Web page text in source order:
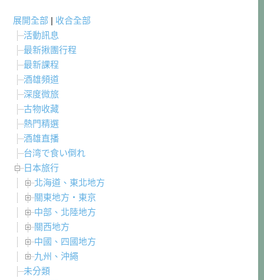
展開全部 | 收合全部
活動訊息
最新揪團行程
最新課程
酒雄頻道
深度微旅
古物收藏
熱門精選
酒雄直播
台湾で食い倒れ
日本旅行
北海道、東北地方
關東地方・東京
中部、北陸地方
關西地方
中國、四國地方
九州、沖繩
未分類